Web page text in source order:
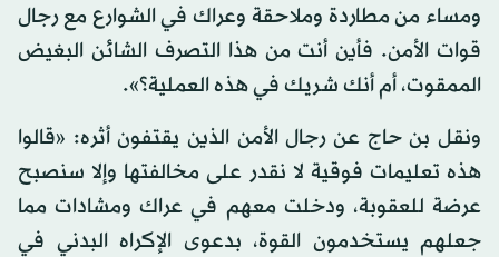
ومساء من مطاردة وملاحقة وعراك في الشوارع مع رجال
قوات الأمن. فأين أنت من هذا التصرف الشائن البغيض
الممقوت، أم أنك شريك في هذه العملية؟».
ونقل بن حاج عن رجال الأمن الذين يقتفون أثره: «قالوا
هذه تعليمات فوقية لا نقدر على مخالفتها وإلا سنصبح
عرضة للعقوبة، ودخلت معهم في عراك ومشادات مما
جعلهم يستخدمون القوة، بدعوى الإكراه البدني في